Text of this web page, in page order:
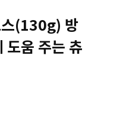
(130g) 방
도움 주는 츄